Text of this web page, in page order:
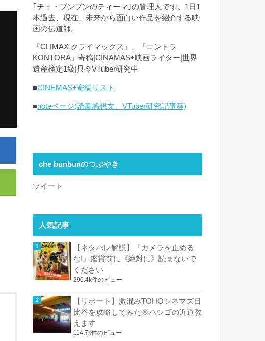
｢チェ・ブンブンのティーマ｣の管理人です。1日1
本過去、現在、未来から面白い作品を紹介する映
画の伝道師。
『CLIMAX クライマックス』、『コントラ
KONTORA』寄稿|CINAMAS+映画ライター|世界
遺産検定1級|只今VTuber研究中
■CINEMAS+寄稿リスト
■noteページ(読書感想文、VTuber研究記事等)
che bunbunのつぶやき
ツイート
人気記事
【ネタバレ解説】『カメラを止める
な!』鑑賞前に《絶対に》読まないで
ください
290.4k件のビュー
【リポート】激混みTOHOシネマズ日
比谷を攻略してみた※ハシゴの近道教
えます
114.7k件のビュー